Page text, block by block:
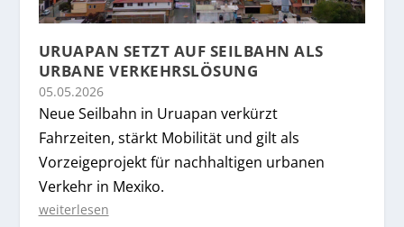
URUAPAN SETZT AUF SEILBAHN ALS
URBANE VERKEHRSLÖSUNG
05.05.2026
Neue Seilbahn in Uruapan verkürzt
Fahrzeiten, stärkt Mobilität und gilt als
Vorzeigeprojekt für nachhaltigen urbanen
Verkehr in Mexiko.
weiterlesen